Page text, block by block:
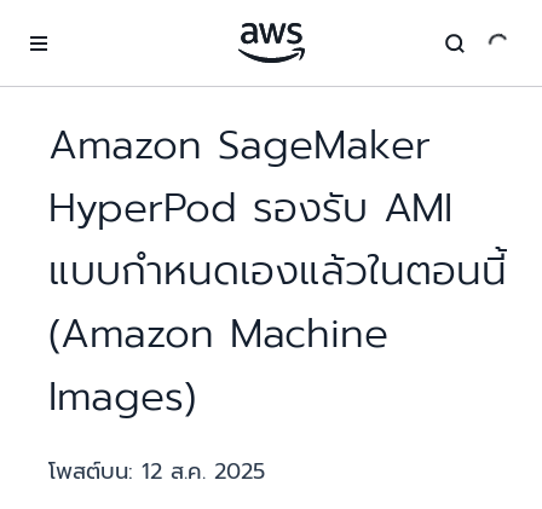
Amazon SageMaker
HyperPod รองรับ AMI
แบบกำหนดเองแล้วในตอนนี้
(Amazon Machine
Images)
โพสต์บน: 12 ส.ค. 2025